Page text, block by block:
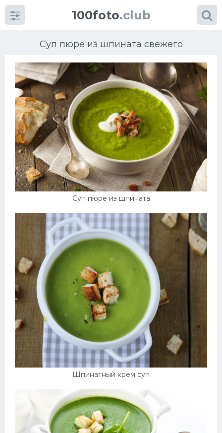
100foto.club
Суп пюре из шпината свежего
Суп пюре из шпината
Шпинатный крем суп
Категории картинок
Супы
Мясные блюда
Печенье
Выпечка
Напитки
Дизайн комнаты